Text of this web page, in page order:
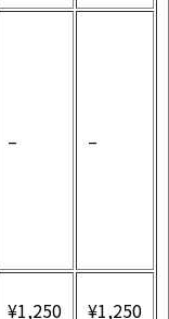
– –
¥1,250 ¥1,250